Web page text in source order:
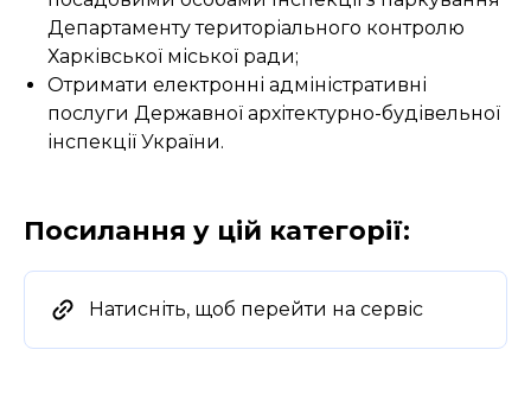
Департаменту територіального контролю
Харківської міської ради;
Отримати електронні адміністративні
послуги Державної архітектурно-будівельної
інспекції України.
Посилання у цій категорії:
Натисніть, щоб перейти на сервіс